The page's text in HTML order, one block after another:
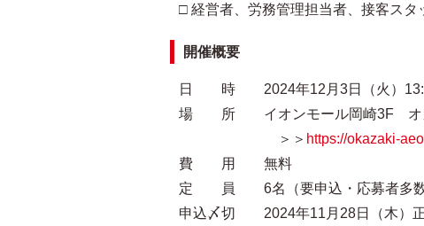
□ 経営者、労務管理担当者、接客スタ
開催概要
日 時 2024年12月3日（火）13:30
場 所 イオンモール岡崎3F オカ
＞＞ https://okazaki-
費 用 無料
定 員 6名（要申込・応募者多数
申込〆切 2024年11月28日（木）